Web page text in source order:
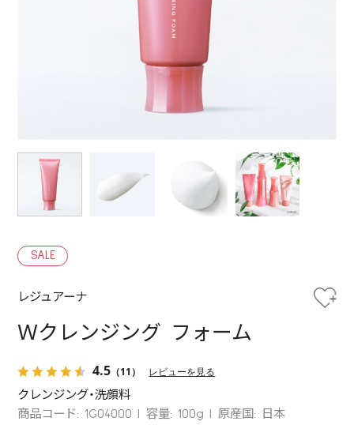
SALE
レジュアーナ
Ｗクレンジング フォーム
4.5 （11） レビューを見る
クレンジング・洗顔料
商品コード: 1G04000
容量: 100g 原産国: 日本